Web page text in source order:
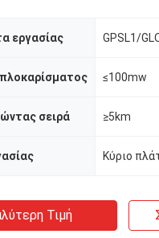
εργασίας GPSL1/
≤100mw
σειρά ≥5km
Κύριο
Τιμή